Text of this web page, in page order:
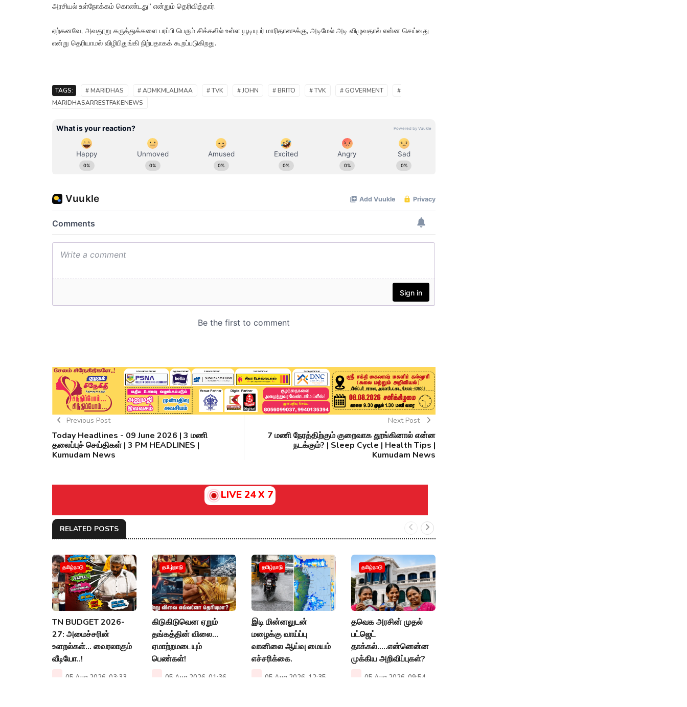
அரசியல் உள்நோக்கம் கொண்டது” என்றும் தெரிவித்தார்.
ஏற்கனவே, அவதூறு கருத்துக்களை பரப்பி பெரும் சிக்கலில் உள்ள யூடியுபர் மாரிதாஸுக்கு, அடிமேல் அடி விழுவதால் என்ன செய்வது
என்று தெரியாமல் விழிபிதுங்கி நிற்பதாகக் கூறப்படுகிறது.
TAGS: # MARIDHAS # ADMKMLALIMAA # TVK # JOHN # BRITO # TVK # GOVERMENT
#
MARIDHASARRESTFAKENEWS
Previous Post
Today Headlines - 09 June 2026 | 3 மணி
தலைப்புச் செய்திகள் | 3 PM HEADLINES |
Kumudam News
Next Post
7 மணி நேரத்திற்கும் குறைவாக தூங்கினால் என்ன
நடக்கும்? | Sleep Cycle | Health Tips |
Kumudam News
LIVE 24 X 7
RELATED POSTS
தமிழ்நாடு
TN BUDGET 2026-
27: அமைச்சரின்
உளறல்கள்… வைரலாகும்
வீடியோ..!
05 Aug 2026, 03:33
தமிழ்நாடு
கிடுகிடுவென ஏறும்
தங்கத்தின் விலை...
ஏமாற்றமடையும்
பெண்கள்!
05 Aug 2026, 01:36
தமிழ்நாடு
இடி மின்னலுடன்
மழைக்கு வாய்ப்பு
வானிலை ஆய்வு மையம்
எச்சரிக்கை.
05 Aug 2026, 12:35
தமிழ்நாடு
தவெக அரசின் முதல்
பட்ஜெட்
தாக்கல்.....என்னென்ன
முக்கிய அறிவிப்புகள்?
05 Aug 2026, 09:54